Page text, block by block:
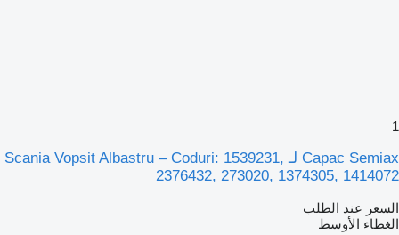
1
Capac Semiax لـ Scania Vopsit Albastru – Coduri: 1539231,
2376432, 273020, 1374305, 1414072
السعر عند الطلب
الغطاء الأوسط